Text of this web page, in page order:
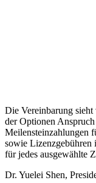
Die Vereinbarung
der Optionen
Meilensteinzahlungen
sowie Lizenzgebühren
für jedes ausgewählte
Dr. Yuelei Shen,